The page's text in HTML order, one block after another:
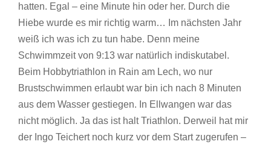
hatten. Egal – eine Minute hin oder her. Durch die
Hiebe wurde es mir richtig warm… Im nächsten Jahr
weiß ich was ich zu tun habe. Denn meine
Schwimmzeit von 9:13 war natürlich indiskutabel.
Beim Hobbytriathlon in Rain am Lech, wo nur
Brustschwimmen erlaubt war bin ich nach 8 Minuten
aus dem Wasser gestiegen. In Ellwangen war das
nicht möglich. Ja das ist halt Triathlon. Derweil hat mir
der Ingo Teichert noch kurz vor dem Start zugerufen –